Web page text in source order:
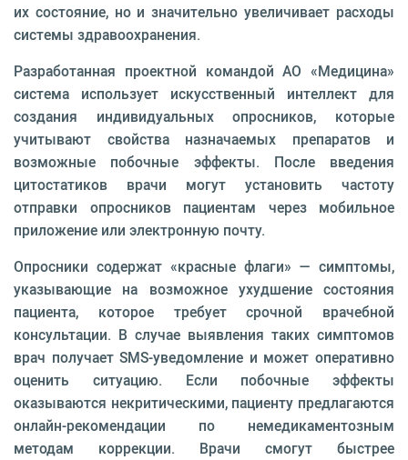
их состояние, но и значительно увеличивает расходы
системы здравоохранения.
Разработанная проектной командой АО «Медицина»
система использует искусственный интеллект для
создания индивидуальных опросников, которые
учитывают свойства назначаемых препаратов и
возможные побочные эффекты. После введения
цитостатиков врачи могут установить частоту
отправки опросников пациентам через мобильное
приложение или электронную почту.
Опросники содержат «красные флаги» — симптомы,
указывающие на возможное ухудшение состояния
пациента, которое требует срочной врачебной
консультации. В случае выявления таких симптомов
врач получает SMS-уведомление и может оперативно
оценить ситуацию. Если побочные эффекты
оказываются некритическими, пациенту предлагаются
онлайн-рекомендации по немедикаментозным
методам коррекции. Врачи смогут быстрее